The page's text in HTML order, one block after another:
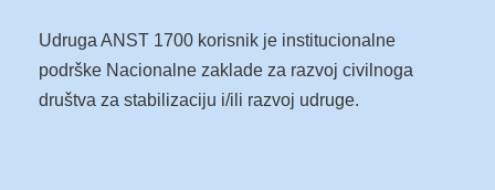
Udruga ANST 1700 korisnik je institucionalne
podrške Nacionalne zaklade za razvoj civilnoga
društva za stabilizaciju i/ili razvoj udruge.